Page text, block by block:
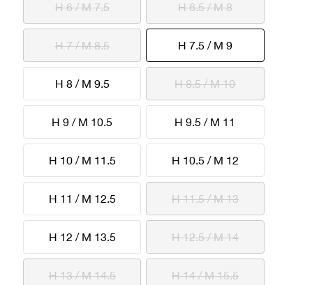
H 6 / M 7.5 H 6.5 / M 8
H 7 / M 8.5 H 7.5 / M 9seleccionado
H 8 / M 9.5 H 8.5 / M 10
H 9 / M 10.5 H 9.5 / M 11
H 10 / M 11.5 H 10.5 / M 12
H 11 / M 12.5 H 11.5 / M 13
H 12 / M 13.5 H 12.5 / M 14
H 13 / M 14.5 H 14 / M 15.5